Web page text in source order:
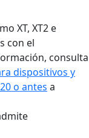
XT, XT2 e
con el
consulta
dispositivos y
o antes a